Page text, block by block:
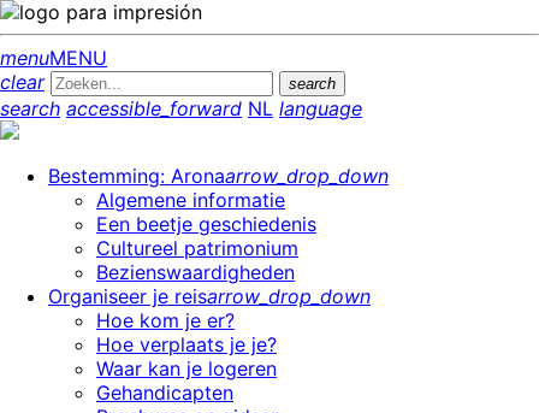
menuMENU
clear
search
search accessible_forward NL language
Bestemming: Aronaarrow_drop_down
Algemene informatie
Een beetje geschiedenis
Cultureel patrimonium
Bezienswaardigheden
Organiseer je reisarrow_drop_down
Hoe kom je er?
Hoe verplaats je je?
Waar kan je logeren
Gehandicapten